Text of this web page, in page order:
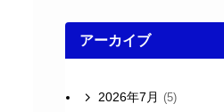
アーカイブ
2026年7月 (5)